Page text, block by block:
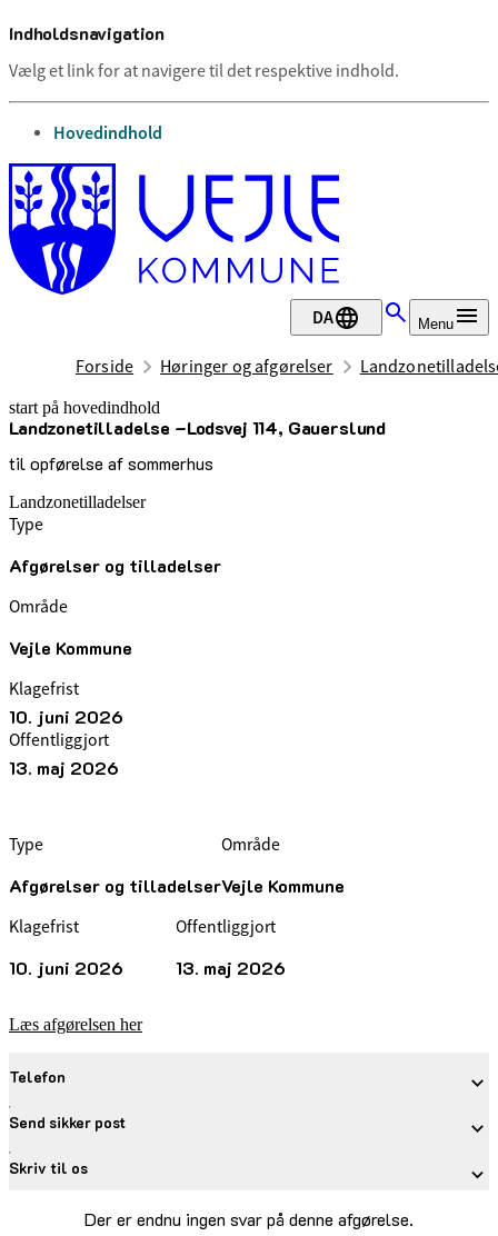
Indholdsnavigation
Vælg et link for at navigere til det respektive indhold.
gå til
Hovedindhold
DA Menu
Forside Høringer og afgørelser
start på hovedindhold
Landzonetilladelse –Lodsvej 114, Gauerslund
til opførelse af sommerhus
senest opdateret 13. maj 2026
Landzonetilladelser
Type
Afgørelser og tilladelser
Område
Vejle Kommune
Klagefrist
10. juni 2026
Offentliggjort
13. maj 2026
Type
Afgørelser og tilladelser
Område
Vejle Kommune
Klagefrist
10. juni 2026
Offentliggjort
13. maj 2026
Læs afgørelsen her
Telefon
Send sikker post
Skriv til os
Der er endnu ingen svar på denne afgørelse.